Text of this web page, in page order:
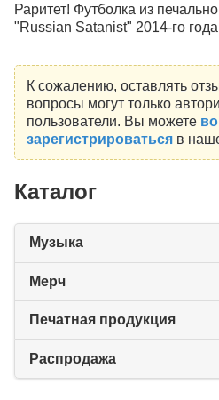
Раритет! Футболка из
"Russian Satanist" 2014-го
К сожалению, оставлять
вопросы могут только
пользователи. Вы можете
зарегистрироватьсяв
Каталог
Музыка
Мерч
Печатная продукция
Распродажа